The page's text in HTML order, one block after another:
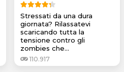
Stressati da una dura
giornata? Rilassatevi
scaricando tutta la
tensione contro gli
zombies che...
110.917